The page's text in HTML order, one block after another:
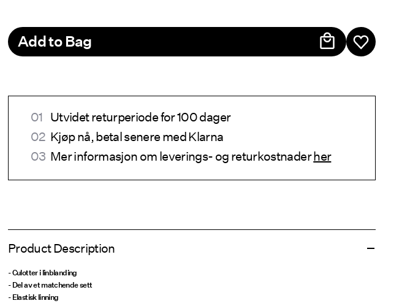
Add to Bag
Utvidet returperiode for 100 dager
Kjøp nå, betal senere med Klarna
Mer informasjon om leverings- og returkostnaderher
Product Description
- Culotter i linblanding
- Del av et matchende sett
- Elastisk linning